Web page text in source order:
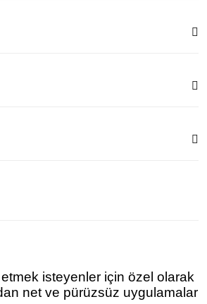
isteyenler için özel olarak
net ve pürüzsüz uygulamalar